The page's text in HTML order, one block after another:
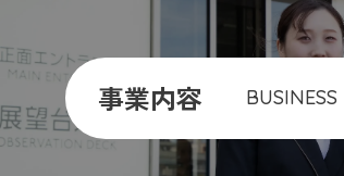
事業内容 BUSINESS